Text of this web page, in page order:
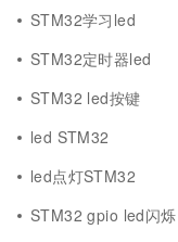
STM32学习led
STM32定时器led
STM32 led按键
led STM32
led点灯STM32
STM32 gpio led闪烁